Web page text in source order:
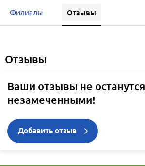
отзывы
Филиалы Отзывы
Ваши отзывы не останутся
незамеченными!
Добавить отзыв